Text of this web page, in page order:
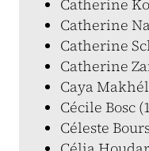
Catherine
Catherine
Catherine
Catherine
Caya
Cécile Bosc
Céleste